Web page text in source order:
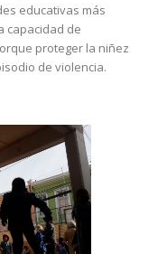
educativas más
capacidad de
proteger la niñez
de violencia.